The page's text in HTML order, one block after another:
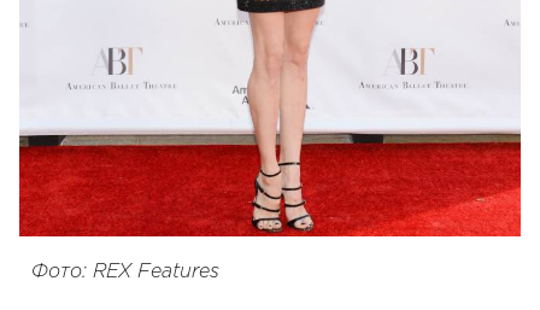
Фото: REX Features